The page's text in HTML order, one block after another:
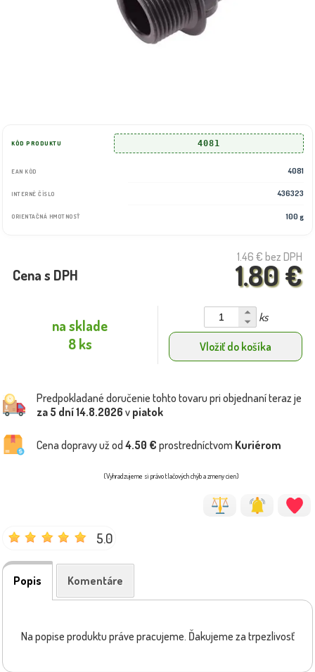
KÓD PRODUKTU 4081
EAN KÓD 4081
INTERNÉ ČÍSLO 436323
ORIENTAČNÁ HMOTNOSŤ 100 g
1.46 € bez DPH
1.80 €
Cena s DPH
na sklade
8 ks
ks
Vložiť do košíka
Predpokladané doručenie tohto tovaru pri objednaní teraz je
za 5 dní14.8.2026 v piatok
Cena dopravy už od 4.50 € prostredníctvom Kuriérom
(Vyhradzujeme si právo tlačových chýb a zmeny cien)
5.0
Popis Komentáre
Na popise produktu práve pracujeme. Ďakujeme za trpezlivosť